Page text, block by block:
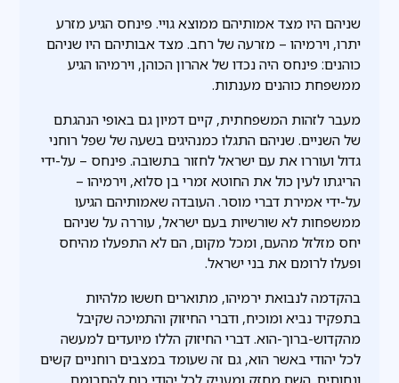
שניהם היו מצד אמותיהם ממוצא גויי. פינחס הגיע מזרע
יתרו, וירמיהו – מזרעה של רחב. מצד אבותיהם היו שניהם
כוהנים: פינחס היה נכדו של אהרון הכוהן, וירמיהו הגיע
ממשפחת כוהנים מענתות.
מעבר לזהות המשפחתית, קיים דמיון גם באופי הנהגתם
של השניים. שניהם התגלו כמנהיגים בשעה של שפל רוחני
גדול ועוררו את עם ישראל לחזור בתשובה. פינחס – על-ידי
הריגתו לעין כול את החוטא זמרי בן סלוא, וירמיהו –
על-ידי אמירת דברי מוסר. העובדה שאמותיהם הגיעו
ממשפחות לא שורשיות בעם ישראל, עוררה על שניהם
יחס מזלזל מהעם, ומכל מקום, הם לא התפעלו מהיחס
ופעלו לרומם את בני ישראל.
בהקדמה לנבואת ירמיהו, מתוארים חששו מלהיות
בתפקיד נביא ומוכיח, ודברי החיזוק והתמיכה שקיבל
מהקדוש-ברוך-הוא. דברי החיזוק הללו מיועדים למעשה
לכל יהודי באשר הוא, גם זה שעומד במצבים רוחניים קשים
ונחותים. השם מחזק ומעניק לכל יהודי כוח להתרומם